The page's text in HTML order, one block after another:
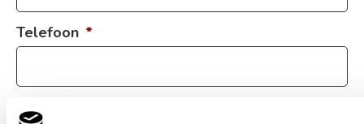
Telefoon *
Bericht